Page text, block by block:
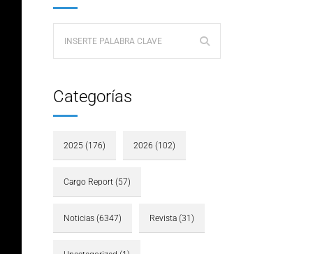
Categorías
2025 (176) 2026 (102)
Cargo Report (57)
Noticias (6347) Revista (31)